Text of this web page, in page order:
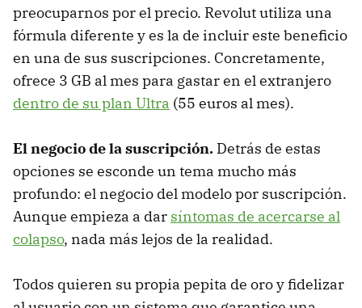
preocuparnos por el precio. Revolut utiliza una
fórmula diferente y es la de incluir este beneficio
en una de sus suscripciones. Concretamente,
ofrece 3 GB al mes para gastar en el extranjero
dentro de su plan Ultra (55 euros al mes).
El negocio de la suscripción. Detrás de estas
opciones se esconde un tema mucho más
profundo: el negocio del modelo por suscripción.
Aunque empieza a dar síntomas de acercarse al
colapso, nada más lejos de la realidad.
Todos quieren su propia pepita de oro y fidelizar